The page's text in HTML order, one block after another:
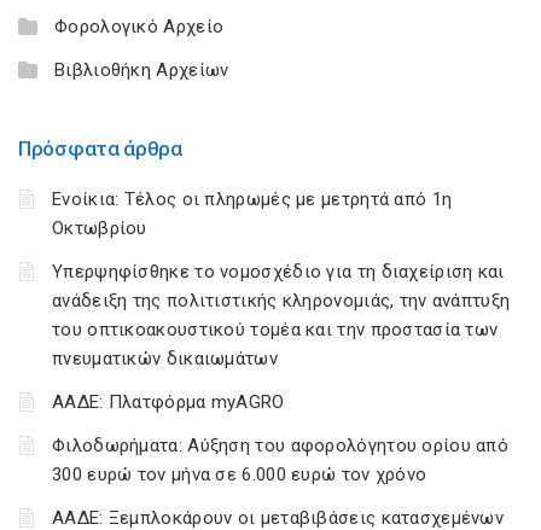
Φορολογικό Αρχείο
Βιβλιοθήκη Αρχείων
Πρόσφατα άρθρα
Ενοίκια: Τέλος οι πληρωμές με μετρητά από 1η
Οκτωβρίου
Υπερψηφίσθηκε το νομοσχέδιο για τη διαχείριση και
ανάδειξη της πολιτιστικής κληρονομιάς, την ανάπτυξη
του οπτικοακουστικού τομέα και την προστασία των
πνευματικών δικαιωμάτων
ΑΑΔΕ: Πλατφόρμα myAGRO
Φιλοδωρήματα: Αύξηση του αφορολόγητου ορίου από
300 ευρώ τον μήνα σε 6.000 ευρώ τον χρόνο
ΑΑΔΕ: Ξεμπλοκάρουν οι μεταβιβάσεις κατασχεμένων